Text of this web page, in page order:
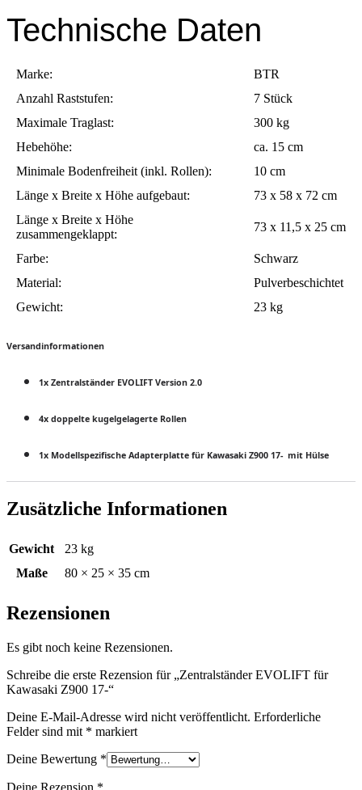
Technische Daten
Marke:
BTR
Anzahl Raststufen:
7 Stück
Maximale Traglast:
300 kg
Hebehöhe:
ca. 15 cm
Minimale Bodenfreiheit (inkl. Rollen):
10 cm
Länge x Breite x Höhe aufgebaut:
73 x 58 x 72 cm
Länge x Breite x Höhe
zusammengeklappt:
73 x 11,5 x 25 cm
Farbe:
Schwarz
Material:
Pulverbeschichtet
Gewicht:
23 kg
Versandinformationen
1x Zentralständer EVOLIFT Version 2.0
4x doppelte kugelgelagerte Rollen
1x Modellspezifische Adapterplatte für Kawasaki Z900 17- mit Hülse
Zusätzliche Informationen
Gewicht
23 kg
Maße
80 × 25 × 35 cm
Rezensionen
Es gibt noch keine Rezensionen.
Schreibe die erste Rezension für „Zentralständer EVOLIFT für
Kawasaki Z900 17-“
Deine E-Mail-Adresse wird nicht veröffentlicht. Erforderliche
Felder sind mit * markiert
Deine Bewertung *
Deine Rezension *